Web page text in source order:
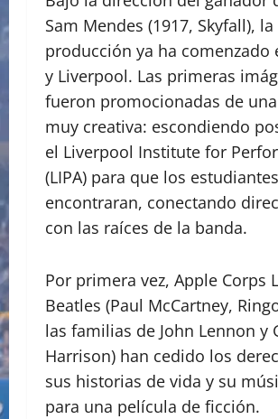
Sam Mendes (1917, Skyfall), la
producción ya ha comenzado
y Liverpool. Las primeras
fueron promocionadas de
muy creativa: escondiendo
el Liverpool Institute for
(LIPA) para que los
encontraran, conectando
con las raíces de la banda.
​Por primera vez, Apple Corps
Beatles (Paul McCartney,
las familias de John Lennon y
Harrison) han cedido los
sus historias de vida y su
para una película de ficción.